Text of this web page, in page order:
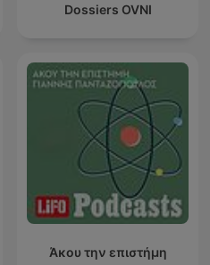
Dossiers OVNI
Άκου την επιστήμη